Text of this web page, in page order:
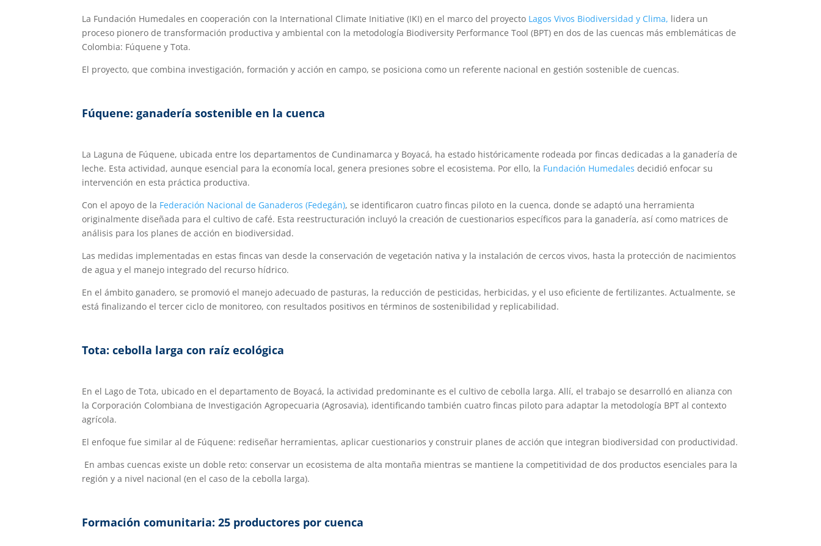
La Fundación Humedales en cooperación con la International Climate Initiative (IKI) en el marco del proyecto Lagos Vivos Biodiversidad y Clima, lidera un
proceso pionero de transformación productiva y ambiental con la metodología Biodiversity Performance Tool (BPT) en dos de las cuencas más emblemáticas de
Colombia: Fúquene y Tota.
El proyecto, que combina investigación, formación y acción en campo, se posiciona como un referente nacional en gestión sostenible de cuencas.
Fúquene: ganadería sostenible en la cuenca
La Laguna de Fúquene, ubicada entre los departamentos de Cundinamarca y Boyacá, ha estado históricamente rodeada por fincas dedicadas a la ganadería de
leche. Esta actividad, aunque esencial para la economía local, genera presiones sobre el ecosistema. Por ello, la Fundación Humedalesdecidió enfocar su
intervención en esta práctica productiva.
Con el apoyo de la Federación Nacional de Ganaderos (Fedegán), se identificaron cuatro fincas piloto en la cuenca, donde se adaptó una herramienta
originalmente diseñada para el cultivo de café. Esta reestructuración incluyó la creación de cuestionarios específicos para la ganadería, así como matrices de
análisis para los planes de acción en biodiversidad.
Las medidas implementadas en estas fincas van desde la conservación de vegetación nativa y la instalación de cercos vivos, hasta la protección de nacimientos
de agua y el manejo integrado del recurso hídrico.
En el ámbito ganadero, se promovió el manejo adecuado de pasturas, la reducción de pesticidas, herbicidas, y el uso eficiente de fertilizantes. Actualmente, se
está finalizando el tercer ciclo de monitoreo, con resultados positivos en términos de sostenibilidad y replicabilidad.
Tota: cebolla larga con raíz ecológica
En el Lago de Tota, ubicado en el departamento de Boyacá, la actividad predominante es el cultivo de cebolla larga. Allí, el trabajo se desarrolló en alianza con
la Corporación Colombiana de Investigación Agropecuaria (Agrosavia), identificando también cuatro fincas piloto para adaptar la metodología BPT al contexto
agrícola.
El enfoque fue similar al de Fúquene: rediseñar herramientas, aplicar cuestionarios y construir planes de acción que integran biodiversidad con productividad.
En ambas cuencas existe un doble reto: conservar un ecosistema de alta montaña mientras se mantiene la competitividad de dos productos esenciales para la
región y a nivel nacional (en el caso de la cebolla larga).
Formación comunitaria: 25 productores por cuenca